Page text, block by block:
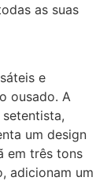
as suas
e
ousado. A
um design
em três tons
adicionam um